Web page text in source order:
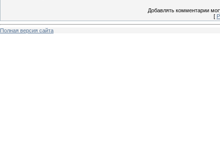
Добавлять комментарии
[
Полная версия сайта